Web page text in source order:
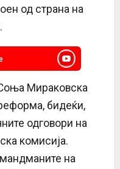
од страна на
Мираковска
бидеќи,
одговори на
комисија.
на